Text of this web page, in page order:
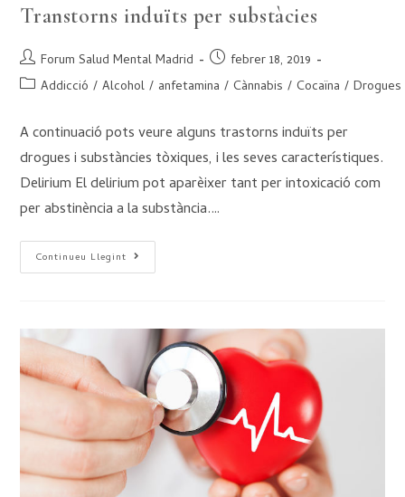
Transtorns induïts per substàcies
Forum Salud Mental Madrid
febrer 18, 2019
Addicció / Alcohol / anfetamina / Cànnabis / Cocaïna / Drogues
A continuació pots veure alguns trastorns induïts per
drogues i substàncies tòxiques, i les seves característiques.
Delirium El delirium pot aparèixer tant per intoxicació com
per abstinència a la substància.…
Continueu Llegint